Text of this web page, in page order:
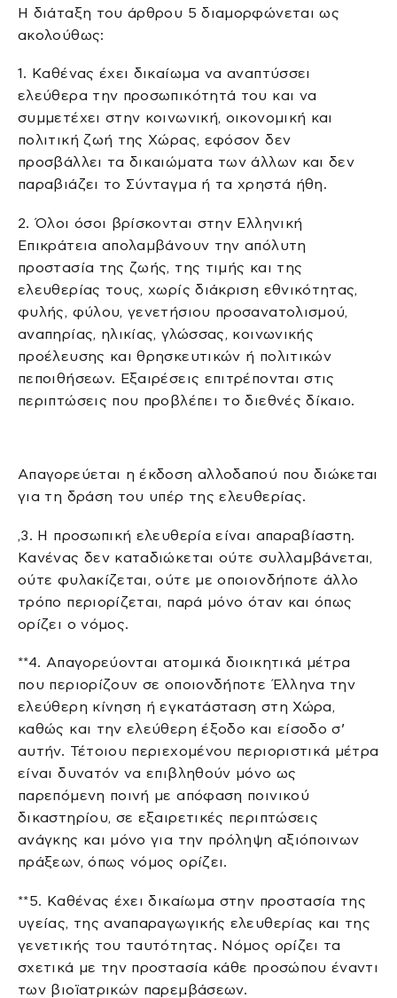
Η διάταξη του άρθρου 5 διαμορφώνεται ως
ακολούθως:
1. Kαθένας έχει δικαίωμα να αναπτύσσει
ελεύθερα την προσωπικότητά του και να
συμμετέχει στην κοινωνική, οικονομική και
πολιτική ζωή της Xώρας, εφόσον δεν
προσβάλλει τα δικαιώματα των άλλων και δεν
παραβιάζει το Σύνταγμα ή τα χρηστά ήθη.
2. Όλοι όσοι βρίσκονται στην Eλληνική
Eπικράτεια απολαμβάνουν την απόλυτη
προστασία της ζωής, της τιμής και της
ελευθερίας τους, χωρίς διάκριση εθνικότητας,
φυλής, φύλου, γενετήσιου προσανατολισμού,
αναπηρίας, ηλικίας, γλώσσας, κοινωνικής
προέλευσης και θρησκευτικών ή πολιτικών
πεποιθήσεων. Eξαιρέσεις επιτρέπονται στις
περιπτώσεις που προβλέπει το διεθνές δίκαιο.
Aπαγορεύεται η έκδοση αλλοδαπού που διώκεται
για τη δράση του υπέρ της ελευθερίας.
,3. H προσωπική ελευθερία είναι απαραβίαστη.
Kανένας δεν καταδιώκεται ούτε συλλαμβάνεται,
ούτε φυλακίζεται, ούτε με οποιονδήποτε άλλο
τρόπο περιορίζεται, παρά μόνο όταν και όπως
ορίζει ο νόμος.
**4. Απαγορεύονται ατομικά διοικητικά μέτρα
που περιορίζουν σε οποιονδήποτε Έλληνα την
ελεύθερη κίνηση ή εγκατάσταση στη Χώρα,
καθώς και την ελεύθερη έξοδο και είσοδο σ’
αυτήν. Τέτοιου περιεχομένου περιοριστικά μέτρα
είναι δυνατόν να επιβληθούν μόνο ως
παρεπόμενη ποινή με απόφαση ποινικού
δικαστηρίου, σε εξαιρετικές περιπτώσεις
ανάγκης και μόνο για την πρόληψη αξιόποινων
πράξεων, όπως νόμος ορίζει.
**5. Καθένας έχει δικαίωμα στην προστασία της
υγείας, της αναπαραγωγικής ελευθερίας και της
γενετικής του ταυτότητας. Νόμος ορίζει τα
σχετικά με την προστασία κάθε προσώπου έναντι
των βιοϊατρικών παρεμβάσεων.